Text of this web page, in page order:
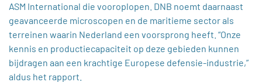
ASM International die vooroplopen. DNB noemt daarnaast
geavanceerde microscopen en de maritieme sector als
terreinen waarin Nederland een voorsprong heeft. “Onze
kennis en productiecapaciteit op deze gebieden kunnen
bijdragen aan een krachtige Europese defensie-industrie,”
aldus het rapport.